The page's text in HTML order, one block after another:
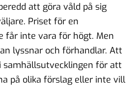
att göra våld på sig
Priset för en
får inte vara för högt. Men
lyssnar och förhandlar. Att
samhällsutvecklingen för att
på olika förslag eller inte vill